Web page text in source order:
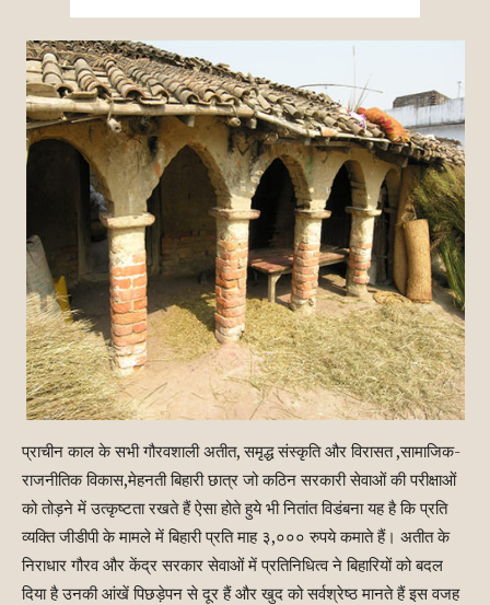
प्राचीन काल के सभी गौरवशाली अतीत, समृद्ध संस्कृति और विरासत ,सामाजिक-
राजनीतिक विकास,मेहनती बिहारी छात्र जो कठिन सरकारी सेवाओं की परीक्षाओं
को तोड़ने में उत्कृष्टता रखते हैं ऐसा होते हुये भी नितांत विडंबना यह है कि प्रति
व्यक्ति जीडीपी के मामले में बिहारी प्रति माह ३,००० रुपये कमाते हैं। अतीत के
निराधार गौरव और केंद्र सरकार सेवाओं में प्रतिनिधित्व ने बिहारियों को बदल
दिया है उनकी आंखें पिछड़ेपन से दूर हैं और खुद को सर्वश्रेष्ठ मानते हैं इस वजह